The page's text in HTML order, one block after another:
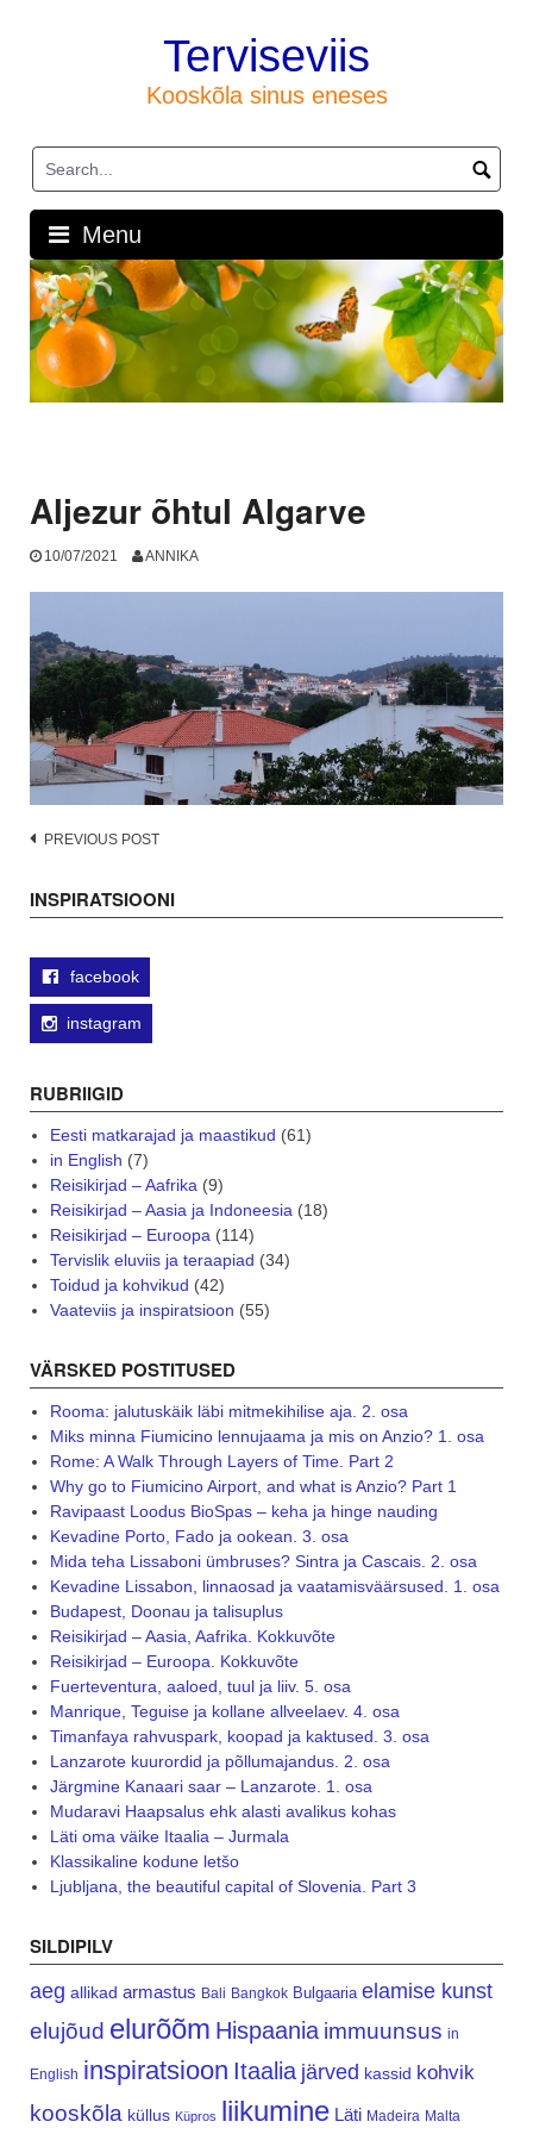
Terviseviis
Kooskõla sinus eneses
Menu
Aljezur õhtul Algarve
10/07/2021 ANNIKA
Post
PREVIOUS POST
INSPIRATSIOONI
facebook
instagram
RUBRIIGID
Eesti matkarajad ja maastikud (61)
in English (7)
Reisikirjad – Aafrika (9)
Reisikirjad – Aasia ja Indoneesia (18)
Reisikirjad – Euroopa (114)
Tervislik eluviis ja teraapiad (34)
Toidud ja kohvikud (42)
Vaateviis ja inspiratsioon (55)
VÄRSKED POSTITUSED
Rooma: jalutuskäik läbi mitmekihilise aja. 2. osa
Miks minna Fiumicino lennujaama ja mis on Anzio? 1. osa
Rome: A Walk Through Layers of Time. Part 2
Why go to Fiumicino Airport, and what is Anzio? Part 1
Ravipaast Loodus BioSpas – keha ja hinge nauding
Kevadine Porto, Fado ja ookean. 3. osa
Mida teha Lissaboni ümbruses? Sintra ja Cascais. 2. osa
Kevadine Lissabon, linnaosad ja vaatamisväärsused. 1. osa
Budapest, Doonau ja talisuplus
Reisikirjad – Aasia, Aafrika. Kokkuvõte
Reisikirjad – Euroopa. Kokkuvõte
Fuerteventura, aaloed, tuul ja liiv. 5. osa
Manrique, Teguise ja kollane allveelaev. 4. osa
Timanfaya rahvuspark, koopad ja kaktused. 3. osa
Lanzarote kuurordid ja põllumajandus. 2. osa
Järgmine Kanaari saar – Lanzarote. 1. osa
Mudaravi Haapsalus ehk alasti avalikus kohas
Läti oma väike Itaalia – Jurmala
Klassikaline kodune letšo
Ljubljana, the beautiful capital of Slovenia. Part 3
SILDIPILV
aeg allikad armastus Bali Bangkok Bulgaaria elamise kunst
elujõud elurõõm Hispaania immuunsus in
English inspiratsioon Itaalia järved kassid kohvik
kooskõla küllus Küpros liikumine Läti Madeira Malta